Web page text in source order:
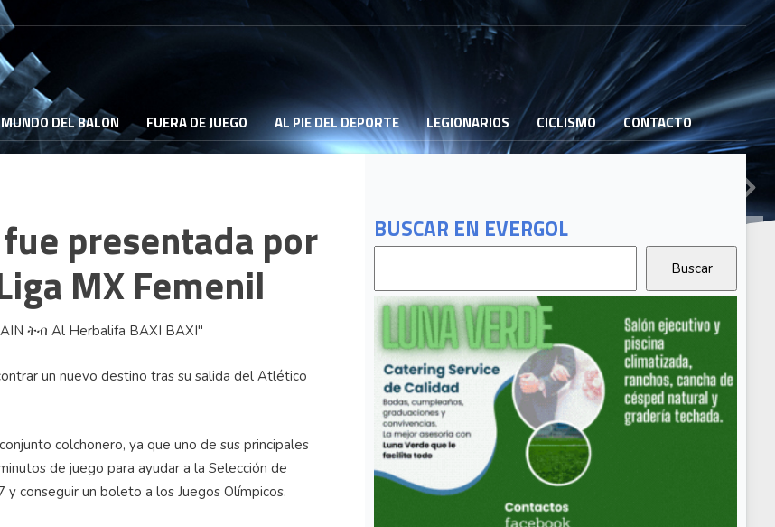
MUNDO DEL BALON FUERA DE JUEGO AL PIE DEL DEPORTE LEGIONARIOS CICLISMO CONTACTO
BUSCAR EN EVERGOL
presentada por
MX Femenil
un nuevo destino tras su salida del Atlético
colchonero, ya que uno de sus principales
de juego para ayudar a la Selección de
y conseguir un boleto a los Juegos Olímpicos.